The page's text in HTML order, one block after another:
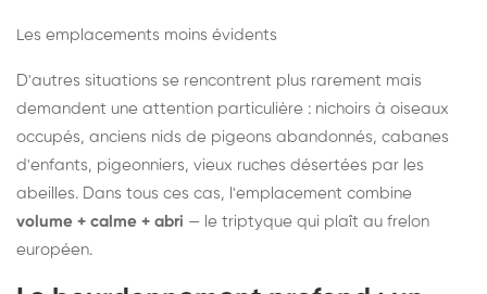
Les emplacements moins évidents
D'autres situations se rencontrent plus rarement mais
demandent une attention particulière : nichoirs à oiseaux
occupés, anciens nids de pigeons abandonnés, cabanes
d'enfants, pigeonniers, vieux ruches désertées par les
abeilles. Dans tous ces cas, l'emplacement combine
volume + calme + abri — le triptyque qui plaît au frelon
européen.